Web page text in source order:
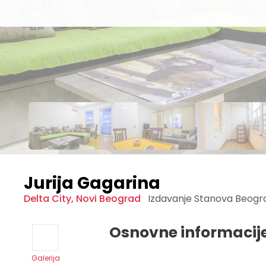
Jurija Gagarina
Delta City, Novi Beograd Izdavanje Stanova
Galerija
Osnovne